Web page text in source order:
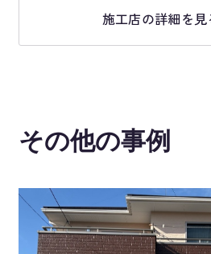
ますので、お気軽にご家族
ヤモンドコート」を気に入っ
ご連絡を取らせていただき、
めることができました。ご
施工店の詳細を見
その他の事例